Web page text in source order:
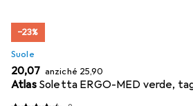
−23%
Suole
EUR
20,07 anziché EUR
25,90
Atlas Soletta ERGO-MED verde,